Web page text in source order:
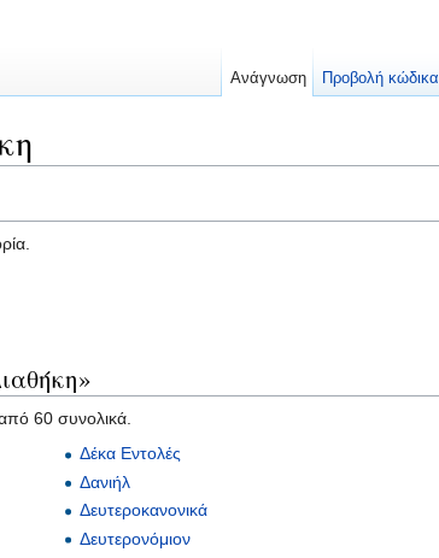
60 συνολικά.
Δέκα Εντολές
Δανιήλ
Δευτεροκανονικά
Δευτερονόμιον
Ανάγνωση Προβολή κώδικα